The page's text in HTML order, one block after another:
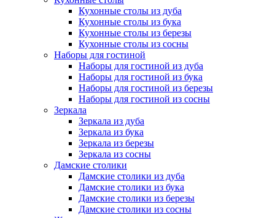
Кухонные столы из дуба
Кухонные столы из бука
Кухонные столы из березы
Кухонные столы из сосны
Наборы для гостиной
Наборы для гостиной из дуба
Наборы для гостиной из бука
Наборы для гостиной из березы
Наборы для гостиной из сосны
Зеркала
Зеркала из дуба
Зеркала из бука
Зеркала из березы
Зеркала из сосны
Дамские столики
Дамские столики из дуба
Дамские столики из бука
Дамские столики из березы
Дамские столики из сосны